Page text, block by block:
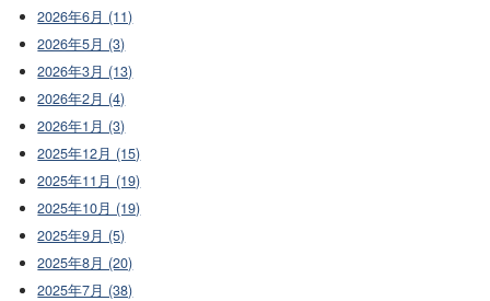
2026年6月 (11)
2026年5月 (3)
2026年3月 (13)
2026年2月 (4)
2026年1月 (3)
2025年12月 (15)
2025年11月 (19)
2025年10月 (19)
2025年9月 (5)
2025年8月 (20)
2025年7月 (38)